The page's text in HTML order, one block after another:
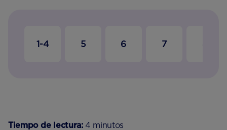
1-4 5 6 7
Tiempo de lectura:4 minutos